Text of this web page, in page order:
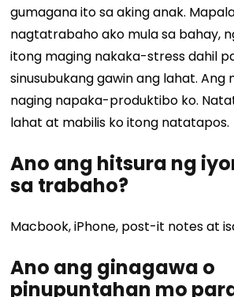
gumagana ito sa aking anak.
nagtatrabaho ako mula sa bahay,
itong maging nakaka-stress dahil
sinusubukang gawin ang lahat. Ang
naging napaka-produktibo ko.
lahat at mabilis ko itong natatapos.
Ano ang hitsura ng
sa trabaho?
Macbook, iPhone, post-it notes at
Ano ang ginagawa o
pinupuntahan mo